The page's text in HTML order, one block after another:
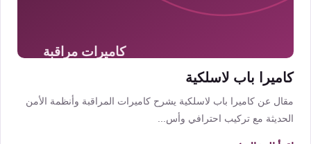
كاميرا باب لاسلكية
مقال عن كاميرا باب لاسلكية يشرح كاميرات المراقبة وأنظمة الأمن
الحديثة مع تركيب احترافي وأس...